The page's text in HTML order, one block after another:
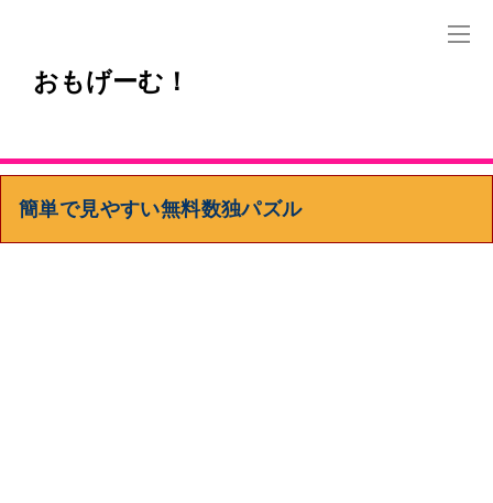
おもげーむ！
簡単で見やすい無料数独パズル